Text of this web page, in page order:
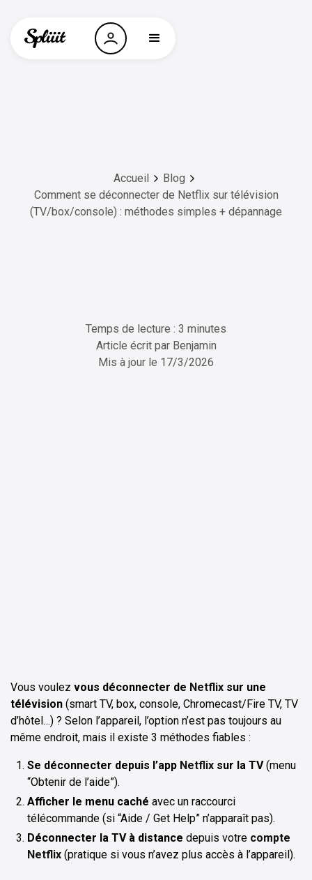
Accueil
Blog
Comment se déconnecter de Netflix sur télévision
(TV/box/console) : méthodes simples + dépannage
Temps de lecture : 3 minutes
Article écrit par Benjamin
Mis à jour le 17/3/2026
Vous voulez vous déconnecter de Netflix sur une
télévision (smart TV, box, console, Chromecast/Fire TV, TV
d’hôtel…) ? Selon l’appareil, l’option n’est pas toujours au
même endroit, mais il existe 3 méthodes fiables :
Se déconnecter depuis l’app Netflix sur la TV(menu
“Obtenir de l’aide”).
Afficher le menu caché avec un raccourci
télécommande (si “Aide / Get Help” n’apparaît pas).
Déconnecter la TV à distance depuis votre compte
Netflix (pratique si vous n’avez plus accès à l’appareil).